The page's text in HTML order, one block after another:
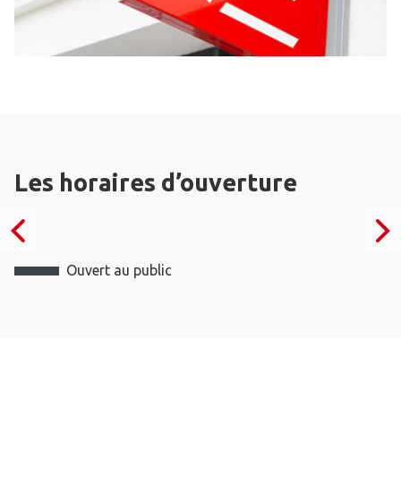
Les horaires d’ouverture
Ouvert au public